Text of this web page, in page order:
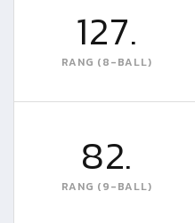
127.
RANG (8-BALL)
82.
RANG (9-BALL)